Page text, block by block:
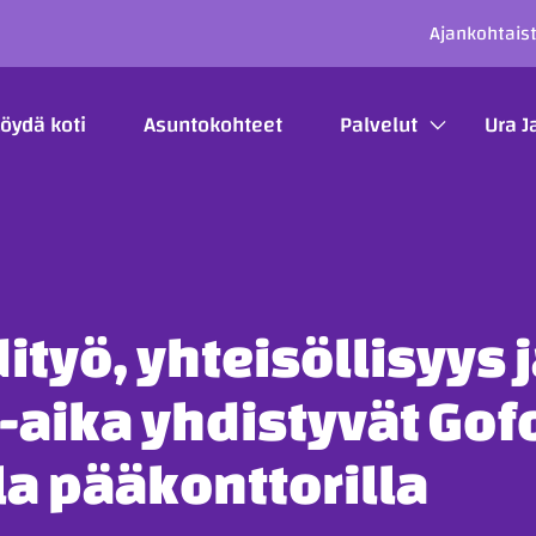
koti Asuntokohteet Palvelut Ura
yhteisöllisyys
aika yhdistyvät
pääkonttorilla